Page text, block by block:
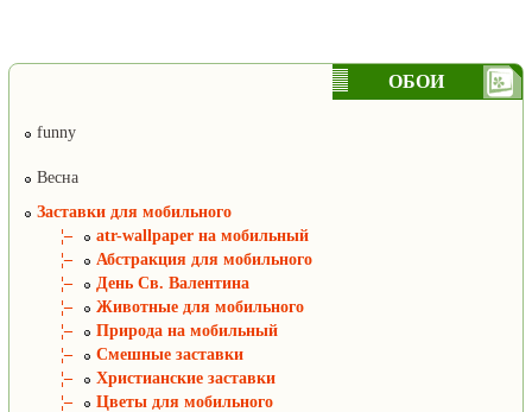
ОБОИ
funny
Весна
Заставки для мобильного
¦–
atr-wallpaper на мобильный
¦–
Абстракция для мобильного
¦–
День Св. Валентина
¦–
Животные для мобильного
¦–
Природа на мобильный
¦–
Смешные заставки
¦–
Христианские заставки
¦–
Цветы для мобильного